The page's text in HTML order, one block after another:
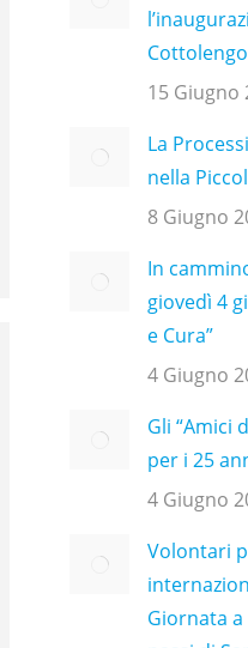
15 Giugno
La
nella
8 Giugno
In
giovedì 4
e Cura”
4 Giugno
Gli “Amici
per i 25
4 Giugno
Volontari
Giornata a